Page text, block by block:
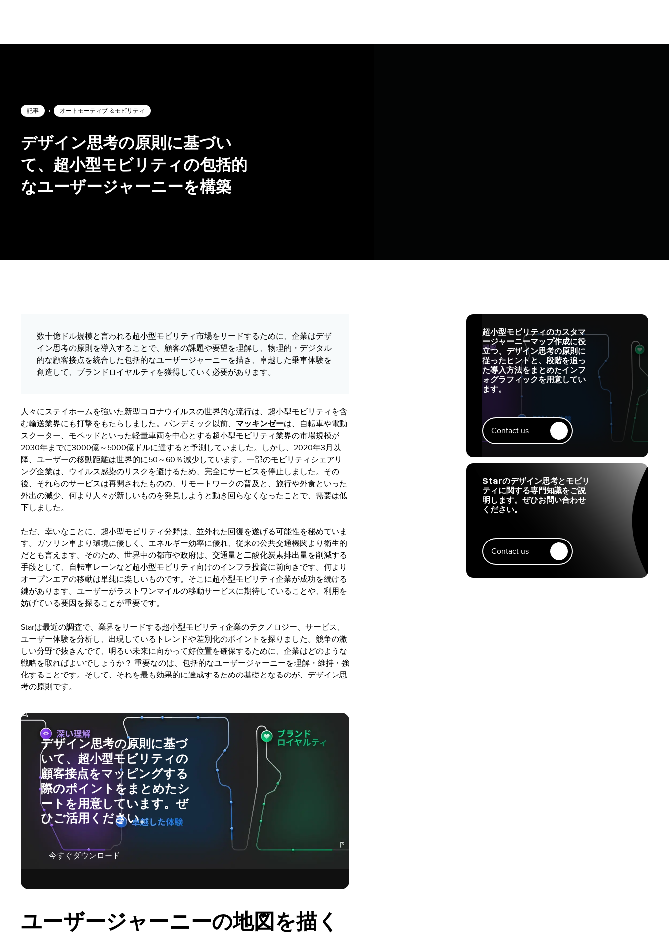
記事 • オートモーティブ ＆モビリティ
デザイン思考の原則に基づい
て、超小型モビリティの包括的
なユーザージャーニーを構築
数十億ドル規模と言われる超小型モビリティ市場をリードするために、企業はデザ
イン思考の原則を導入することで、顧客の課題や要望を理解し、物理的・デジタル
的な顧客接点を統合した包括的なユーザージャーニーを描き、卓越した乗車体験を
創造して、ブランドロイヤルティを獲得していく必要があります。
人々にステイホームを強いた新型コロナウイルスの世界的な流行は、超小型モビリティを含
む輸送業界にも打撃をもたらしました。パンデミック以前、 マッキンゼーは、自転車や電動
スクーター、モペッドといった軽量車両を中心とする超小型モビリティ業界の市場規模が
2030年までに3000億～5000億ドルに達すると予測していました。しかし、2020年3月以
降、ユーザーの移動距離は世界的に50～60％減少しています。一部のモビリティシェアリ
ング企業は、ウイルス感染のリスクを避けるため、完全にサービスを停止しました。その
後、それらのサービスは再開されたものの、リモートワークの普及と、旅行や外食といった
外出の減少、何より人々が新しいものを発見しようと動き回らなくなったことで、需要は低
下しました。
ただ、幸いなことに、超小型モビリティ分野は、並外れた回復を遂げる可能性を秘めていま
す。ガソリン車より環境に優しく、エネルギー効率に優れ、従来の公共交通機関より衛生的
だとも言えます。そのため、世界中の都市や政府は、交通量と二酸化炭素排出量を削減する
手段として、自転車レーンなど超小型モビリティ向けのインフラ投資に前向きです。何より
オープンエアの移動は単純に楽しいものです。そこに超小型モビリティ企業が成功を続ける
鍵があります。ユーザーがラストワンマイルの移動サービスに期待していることや、利用を
妨げている要因を探ることが重要です。
Starは最近の調査で、業界をリードする超小型モビリティ企業のテクノロジー、サービス、
ユーザー体験を分析し、出現しているトレンドや差別化のポイントを探りました。競争の激
しい分野で抜きんでて、明るい未来に向かって好位置を確保するために、企業はどのような
戦略を取ればよいでしょうか？ 重要なのは、包括的なユーザージャーニーを理解・維持・強
化することです。そして、それを最も効果的に達成するための基礎となるのが、デザイン思
考の原則です。
デザイン思考の原則に基づ
いて、超小型モビリティの
顧客接点をマッピングする
際のポイントをまとめたシ
ートを用意しています。ぜ
ひご活用ください。
今すぐダウンロード
ユーザージャーニーの地図を描く
超小型モビリティのカスタマ
ージャーニーマップ作成に役
立つ、デザイン思考の原則に
従ったヒントと、段階を追っ
た導入方法をまとめたインフ
ォグラフィックを用意してい
ます。
Contact us
Starのデザイン思考とモビリ
ティに関する専門知識をご説
明します。ぜひお問い合わせ
ください。
Contact us